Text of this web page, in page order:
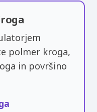
polmer kroga,
in površino